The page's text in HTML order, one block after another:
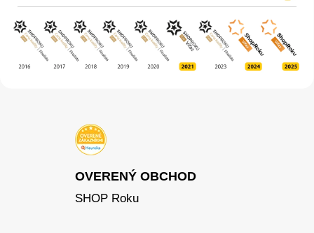
OVERENÝ OBCHOD
SHOP Roku